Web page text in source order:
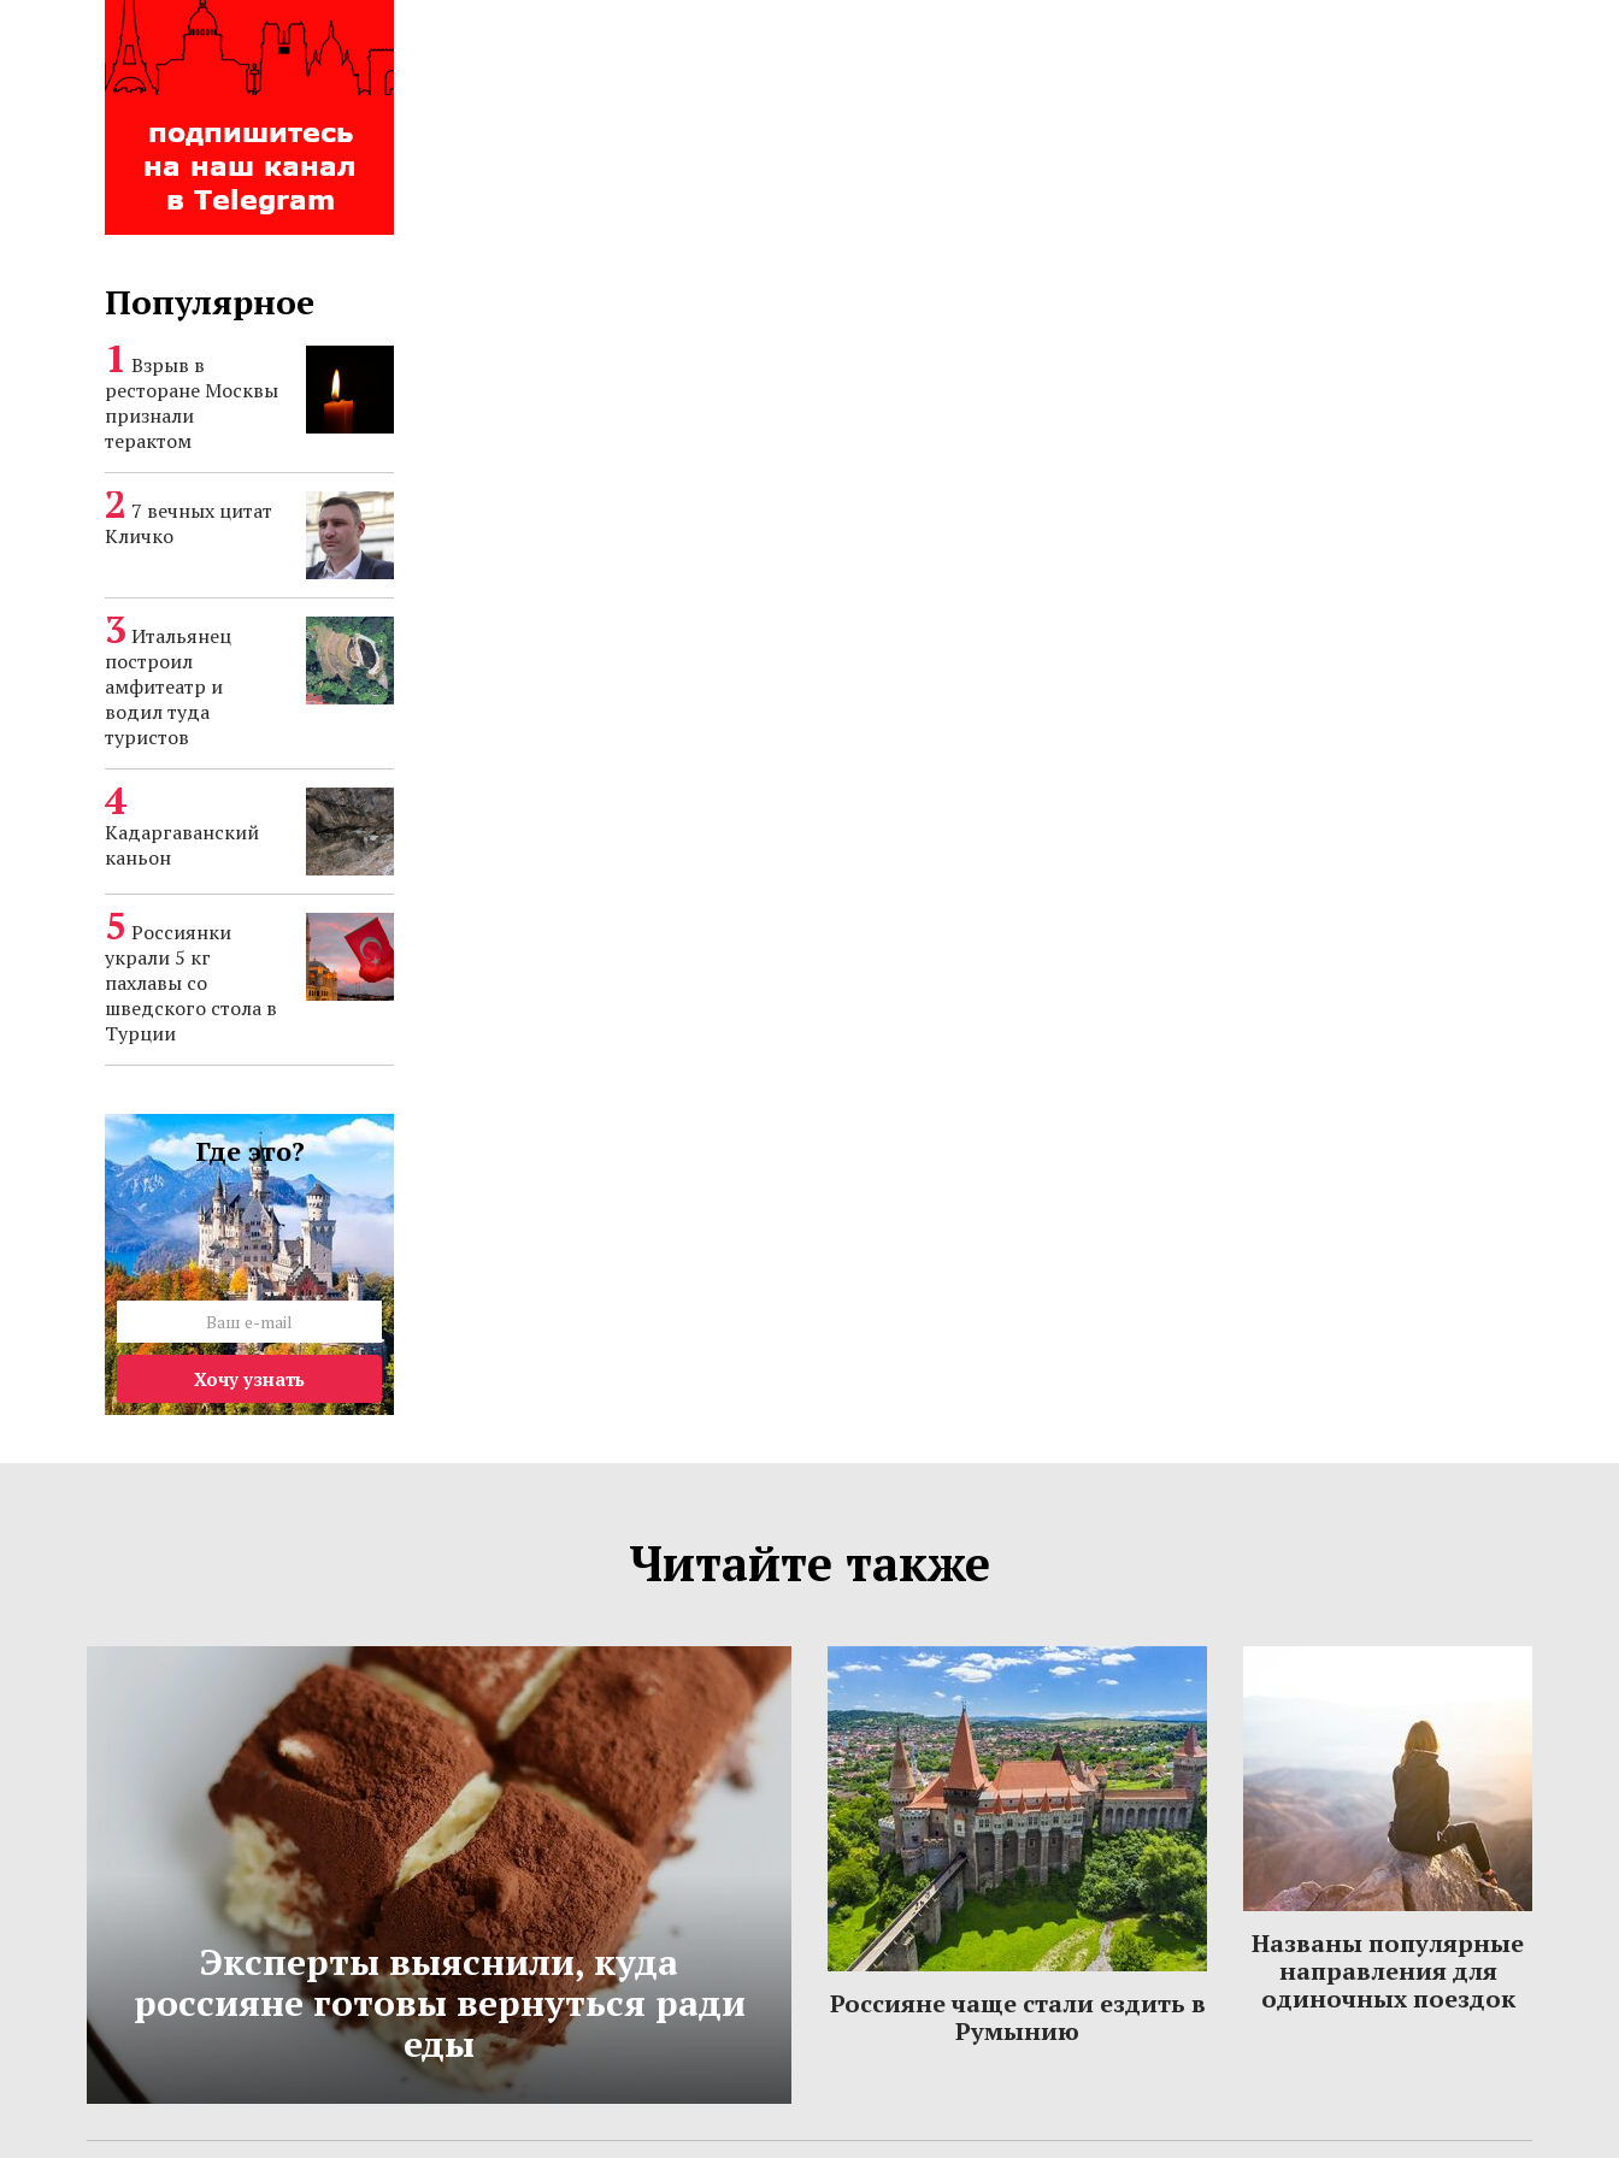
Популярное
Взрыв в
ресторане Москвы
признали
терактом
7 вечных цитат
Кличко
Итальянец
построил
амфитеатр и
водил туда
туристов
Кадаргаванский
каньон
Россиянки
украли 5 кг
пахлавы со
шведского стола в
Турции
Где это?
Хочу узнать
Читайте также
Эксперты выяснили, куда
россияне готовы вернуться ради
еды
Россияне чаще стали ездить в
Румынию
Названы популярные
направления для
одиночных поездок